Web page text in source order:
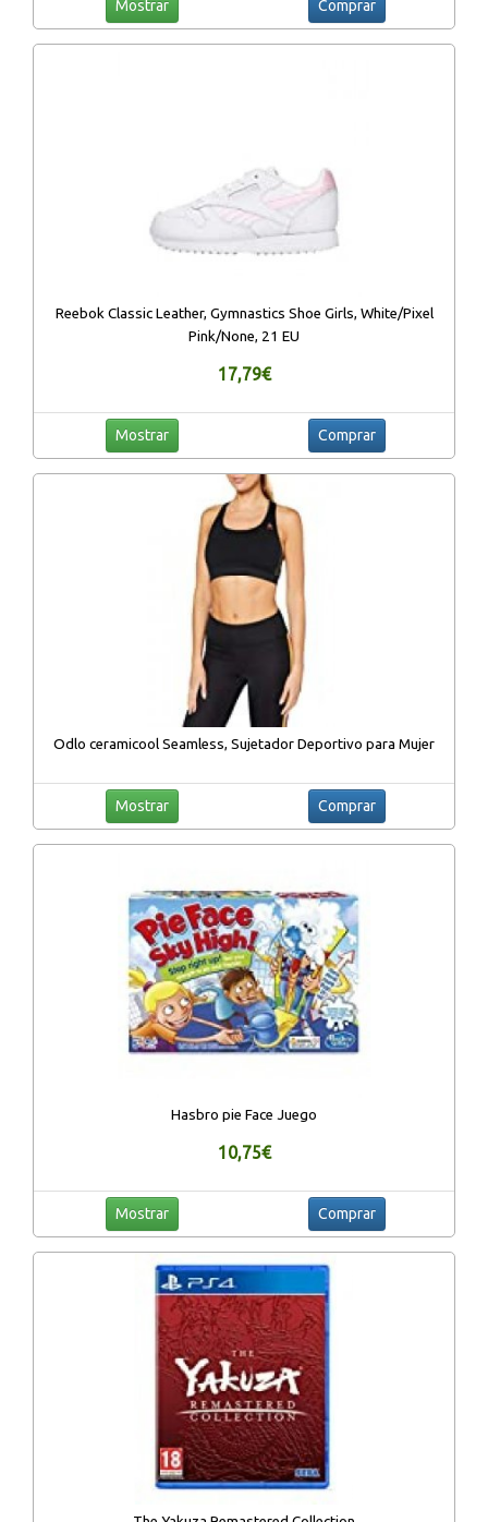
Mostrar Comprar
Reebok Classic Leather, Gymnastics Shoe Girls, White/Pixel
Pink/None, 21 EU
17,79€
Mostrar Comprar
Odlo ceramicool Seamless, Sujetador Deportivo para Mujer
Mostrar Comprar
Hasbro pie Face Juego
10,75€
Mostrar Comprar